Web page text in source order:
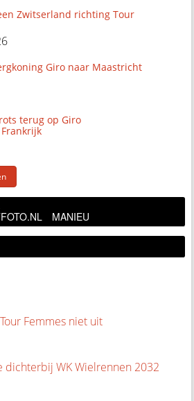
Zwitserland richting Tour
Giro naar Maastricht
terug op Giro
MANIEU
Femmes niet uit
dichterbij WK Wielrennen 2032